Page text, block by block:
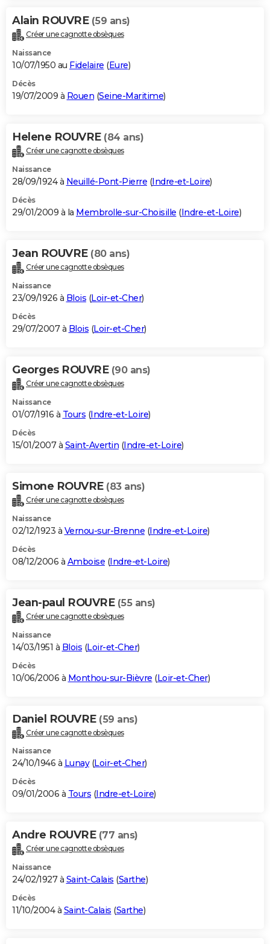
Alain ROUVRE (59 ans)
Créer une cagnotte obsèques
Naissance
10/07/1950 au Fidelaire (Eure)
Décès
19/07/2009 à Rouen (Seine-Maritime)
Helene ROUVRE (84 ans)
Créer une cagnotte obsèques
Naissance
28/09/1924 à Neuillé-Pont-Pierre (Indre-et-Loire)
Décès
29/01/2009 à la Membrolle-sur-Choisille (Indre-et-Loire)
Jean ROUVRE (80 ans)
Créer une cagnotte obsèques
Naissance
23/09/1926 à Blois (Loir-et-Cher)
Décès
29/07/2007 à Blois (Loir-et-Cher)
Georges ROUVRE (90 ans)
Créer une cagnotte obsèques
Naissance
01/07/1916 à Tours (Indre-et-Loire)
Décès
15/01/2007 à Saint-Avertin (Indre-et-Loire)
Simone ROUVRE (83 ans)
Créer une cagnotte obsèques
Naissance
02/12/1923 à Vernou-sur-Brenne (Indre-et-Loire)
Décès
08/12/2006 à Amboise (Indre-et-Loire)
Jean-paul ROUVRE (55 ans)
Créer une cagnotte obsèques
Naissance
14/03/1951 à Blois (Loir-et-Cher)
Décès
10/06/2006 à Monthou-sur-Bièvre (Loir-et-Cher)
Daniel ROUVRE (59 ans)
Créer une cagnotte obsèques
Naissance
24/10/1946 à Lunay(Loir-et-Cher)
Décès
09/01/2006 à Tours (Indre-et-Loire)
Andre ROUVRE (77 ans)
Créer une cagnotte obsèques
Naissance
24/02/1927 à Saint-Calais (Sarthe)
Décès
11/10/2004 à Saint-Calais (Sarthe)